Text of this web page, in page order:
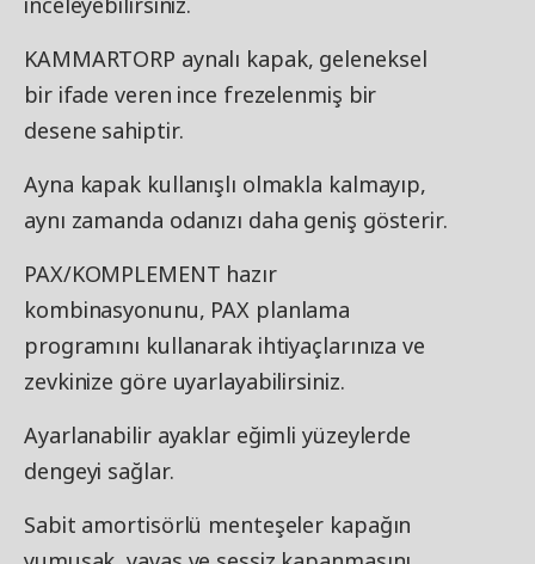
KAMMARTORP aynalı kapak, geleneksel
bir ifade veren ince frezelenmiş bir
desene sahiptir.
Ayna kapak kullanışlı olmakla kalmayıp,
aynı zamanda odanızı daha geniş gösterir.
PAX/KOMPLEMENT hazır
kombinasyonunu, PAX planlama
programını kullanarak ihtiyaçlarınıza ve
zevkinize göre uyarlayabilirsiniz.
Ayarlanabilir ayaklar eğimli yüzeylerde
dengeyi sağlar.
Sabit amortisörlü menteşeler kapağın